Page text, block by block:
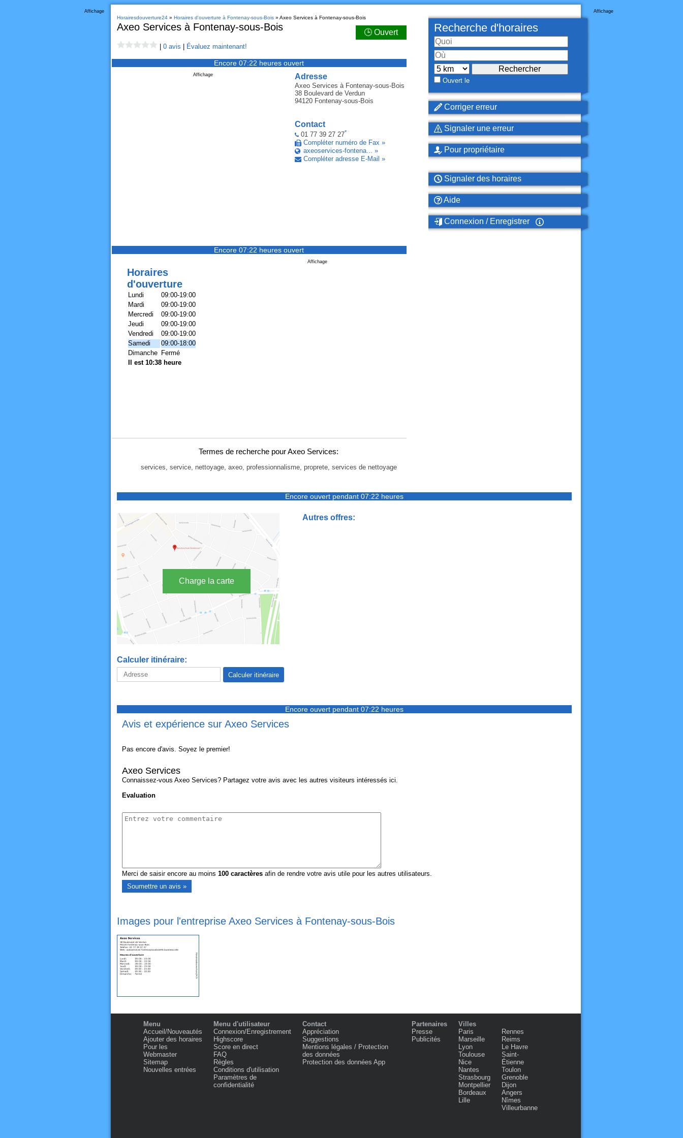
Affichage
Horairesdouverture24» Horaires d'ouverture à Fontenay-sous-Bois» Axeo Services à Fontenay-sous-Bois
Axeo Services à Fontenay-sous-Bois 🕒 Ouvert
0 avis Évaluez maintenant!
Encore 07:22 heures ouvert
Adresse
Axeo Services à Fontenay-sous-Bois
38 Boulevard de Verdun
94120 Fontenay-sous-Bois
Contact
01 77 39 27 27*
Compléter numéro de Fax »
axeoservices-fontena... »
Compléter adresse E-Mail »
Affichage
Encore 07:22 heures ouvert
Affichage
Horaires
d'ouverture
Lundi
09:00-19:00
Mardi
09:00-19:00
Mercredi
09:00-19:00
Jeudi
09:00-19:00
Vendredi
09:00-19:00
Samedi
09:00-18:00
Dimanche
Fermé
Il est 10:38 heure
Termes de recherche pour Axeo Services:
services, service, nettoyage, axeo, professionnalisme, proprete, services de nettoyage
Affichage
Recherche d'horaires
Ouvert le
Corriger erreur
Signaler une erreur
Pour propriétaire
Signaler des horaires
Aide
Connexion / Enregistrer
Encore ouvert pendant 07:22 heures
Charge la carte
Calculer itinéraire:
Autres offres:
Encore ouvert pendant 07:22 heures
Avis et expérience sur Axeo Services
Pas encore d'avis. Soyez le premier!
Axeo Services
Connaissez-vous Axeo Services? Partagez votre avis avec les autres visiteurs intéressés ici.
Evaluation
Merci de saisir encore au moins 100caractèresafin de rendre votre avis utile pour les autres utilisateurs.
Images pour l'entreprise Axeo Services à Fontenay-sous-Bois
Menu
Accueil/Nouveautés
Ajouter des horaires
Pour les
Webmaster
Sitemap
Nouvelles entrées
Menu d'utilisateur
Connexion/Enregistrement
Highscore
Score en direct
FAQ
Règles
Conditions d'utilisation
Paramètres de
confidentialité
Contact
Appréciation
Suggestions
Mentions légales / Protection
des données
Protection des données App
Partenaires
Presse
Publicités
Villes
Paris
Marseille
Lyon
Toulouse
Nice
Nantes
Strasbourg
Montpellier
Bordeaux
Lille
Rennes
Reims
Le Havre
Saint-
Étienne
Toulon
Grenoble
Dijon
Angers
Nîmes
Villeurbanne